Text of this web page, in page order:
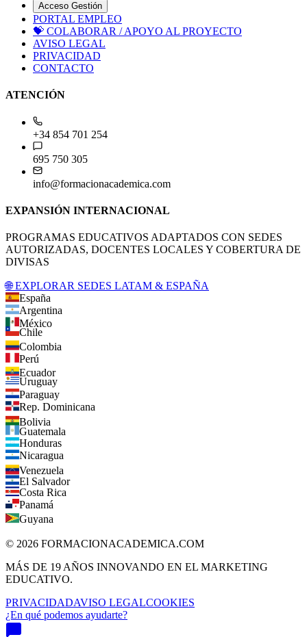
Acceso Gestión
PORTAL EMPLEO
💝 COLABORAR / APOYO AL PROYECTO
AVISO LEGAL
PRIVACIDAD
CONTACTO
ATENCIÓN
+34 854 701 254
695 750 305
info@formacionacademica.com
EXPANSIÓN INTERNACIONAL
PROGRAMAS EDUCATIVOS ADAPTADOS CON SEDES
AUTORIZADAS, DOCENTES LOCALES Y COBERTURA DE
DIVISAS
🌐 EXPLORAR SEDES LATAM & ESPAÑA
España
Argentina
México
Chile
Colombia
Perú
Ecuador
Uruguay
Paraguay
Rep. Dominicana
Bolivia
Guatemala
Honduras
Nicaragua
Venezuela
El Salvador
Costa Rica
Panamá
Guyana
© 2026 FORMACIONACADEMICA.COM
MÁS DE 19 AÑOS INNOVANDO EN EL MARKETING
EDUCATIVO.
PRIVACIDADAVISO LEGALCOOKIES
¿En qué podemos ayudarte?